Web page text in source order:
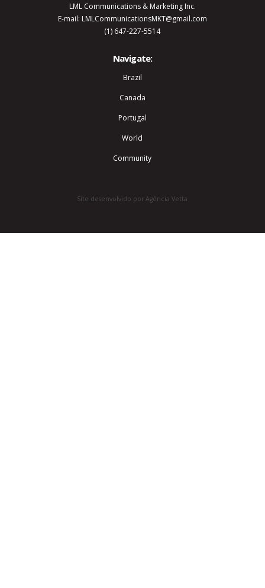
LML Communications & Marketing Inc.
E-mail: LMLCommunicationsMKT@gmail.com
(1) 647-227-5514
Navigate:
Brazil
Canada
Portugal
World
Community
Site desenvolvido por Agência Vetta